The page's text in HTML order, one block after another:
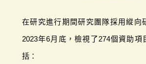
在研究進行期間研究團隊採用縱向
2023年6月底，檢視了274個資助項
括：